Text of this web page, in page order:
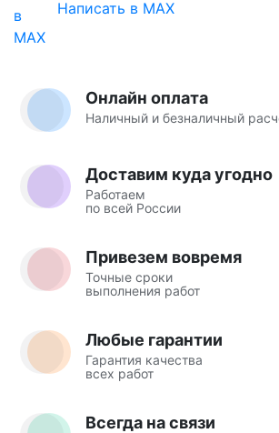
Написать в MAX
Онлайн оплата
Наличный и безналичный
Доставим куда угодно
Работаем
по всей России
Привезем вовремя
Точные сроки
выполнения работ
Любые гарантии
Гарантия качества
всех работ
Всегда на связи